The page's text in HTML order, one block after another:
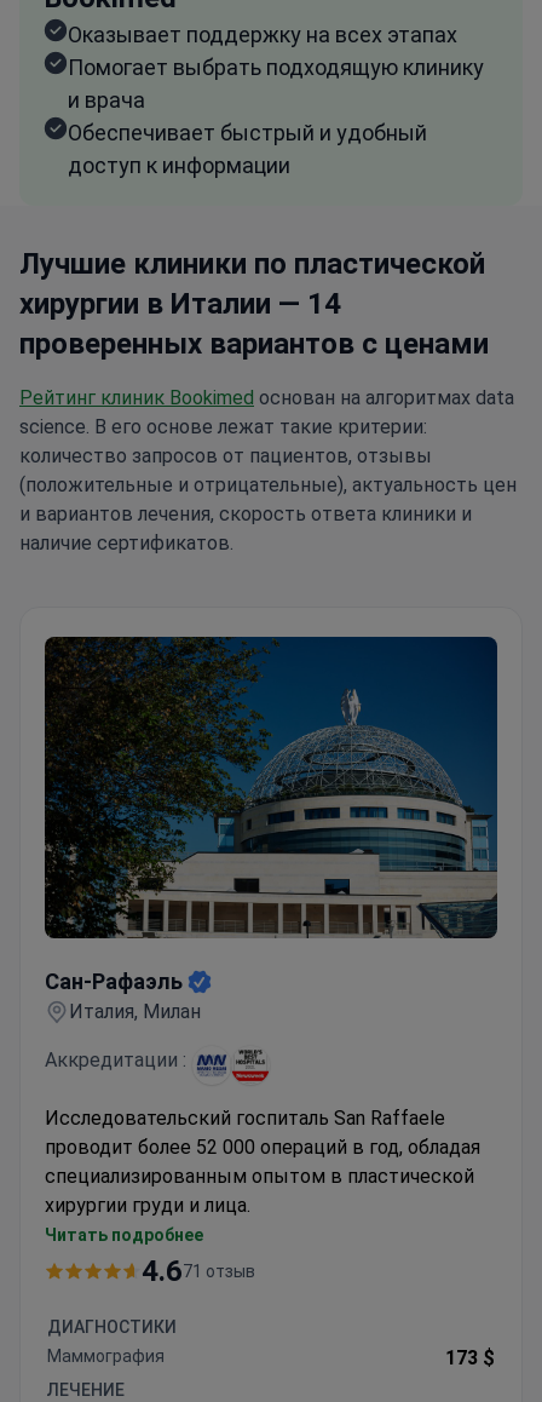
Оказывает поддержку на всех этапах
Помогает выбрать подходящую клинику
и врача
Обеспечивает быстрый и удобный
доступ к информации
Лучшие клиники по пластической
хирургии в Италии — 14
проверенных вариантов с ценами
Рейтинг клиник Bookimed основан на алгоритмах data
science. В его основе лежат такие критерии:
количество запросов от пациентов, отзывы
(положительные и отрицательные), актуальность цен
и вариантов лечения, скорость ответа клиники и
наличие сертификатов.
Сан-Рафаэль
Италия, Милан
Аккредитации :
Исследовательский госпиталь San Raffaele
проводит более 52 000 операций в год, обладая
специализированным опытом в пластической
хирургии груди и лица.
Отделение маммологии выполняет более 700
процедур в год, включая методы с
реконструкцию
Предлагает ринопластику, отопластику и
подтяжку бровей в соответствии со
Читать подробнее
4.671 отзыв
ДИАГНОСТИКИ
Маммография
173 $
ЛЕЧЕНИЕ